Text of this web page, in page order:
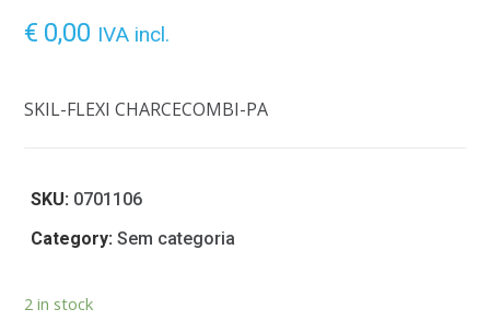
€ 0,00 IVA incl.
SKIL-FLEXI CHARCECOMBI-PA
SKU: 0701106
Category:Sem categoria
2 in stock